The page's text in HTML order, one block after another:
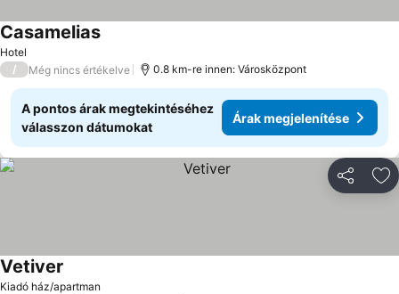
Hotel
CasameliasÁrak megjelenítése
/ Még nincs értékelve 0.8 km-re innen: Városközpont
A pontos árak megtekintéséhez
válasszon dátumokat
Árak megjelenítése
Kiadó ház/apartman
Vetiver